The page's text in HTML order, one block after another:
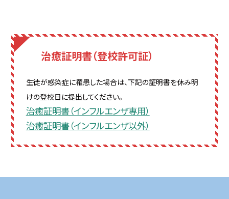
治癒証明書（登校許可証）
生徒が感染症に罹患した場合は、下記の証明書を休み明
けの登校日に提出してください。
治癒証明書（インフルエンザ専用）
治癒証明書（インフルエンザ以外）